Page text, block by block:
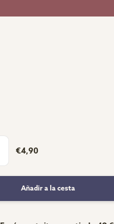
€4,90
Añadir a la cesta